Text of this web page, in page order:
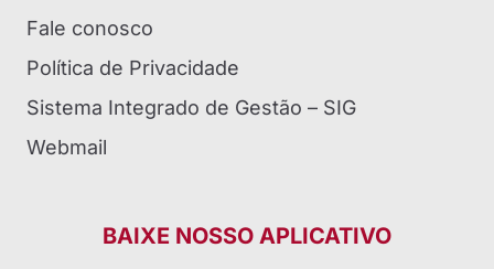
Fale conosco
Política de Privacidade
Sistema Integrado de Gestão – SIG
Webmail
BAIXE NOSSO APLICATIVO